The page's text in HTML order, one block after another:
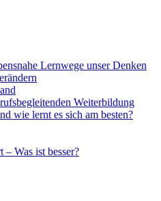
Lernwege unser Denken
Weiterbildung
wie lernt es sich am besten?
Was ist besser?